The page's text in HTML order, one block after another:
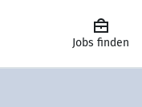
Jobs finden